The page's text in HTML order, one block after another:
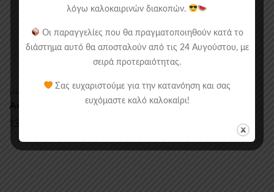
MANGA/COMICS ΕΛΛΗΝΌΓΛΩΣΣΑ GRAPHIC NOVELS
Amazing Spider-Man: Οικογενειακή Υπόθεση
13.90
λόγω καλοκαιρινών διακοπών.
Οι παραγγελίες που θα πραγματοποιηθούν κατά το
διάστημα αυτό θα αποσταλούν από τις 24 Αυγούστου, με
σειρά προτεραιότητας.
Σας ευχαριστούμε για την κατανόηση και σας
ευχόμαστε καλό καλοκαίρι!